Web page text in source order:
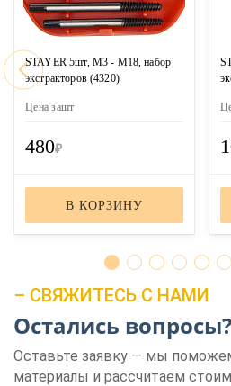
STAYER 5шт, М3 - М18, набор
экстракторов (4320)
Цена зашт
480₽
В КОРЗИНУ
– СВЯЖИТЕСЬ С НАМИ
Остались вопросы?
Оставьте заявку — мы
материалы и рассчитаем
ЗАКАЗАТЬ